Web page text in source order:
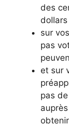
des
sur
pas
et sur
pas